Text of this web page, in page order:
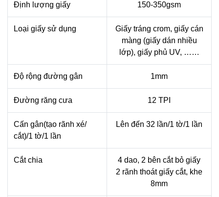
Định lượng giấy 150-350gsm
Loại giấy sử dụng
Giấy tráng crom, giấy cán
màng (giấy dán nhiều
lớp), giấy phủ UV, ……
Độ rộng đường gân 1mm
Đường răng cưa 12 TPI
Cấn gân(tạo rãnh xé/
cắt)/1 tờ/1 lần
Lên đến 32 lần/1 tờ/1 lần
Cắt chia
4 dao, 2 bên cắt bỏ giấy
2 rãnh thoát giấy cắt, khe
8mm